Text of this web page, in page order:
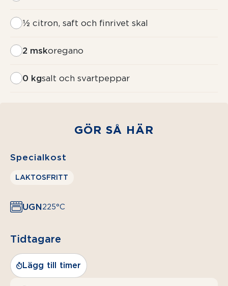
½ citron, saft och finrivet skal
2 mskoregano
0 kgsalt och svartpeppar
GÖR SÅ HÄR
Specialkost
LAKTOSFRITT
UGN225°C
Tidtagare
Lägg till timer